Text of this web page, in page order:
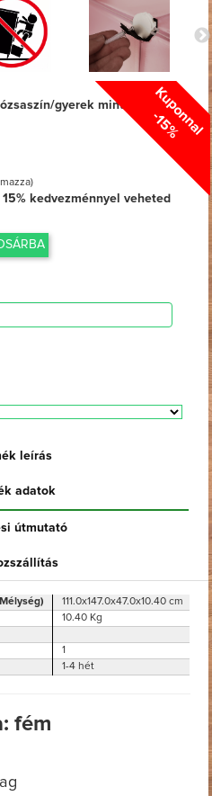
Kuponnal
-15%
gyerek minta, NURMI
15% kedvezménnyel veheted
leírás
adatok
útmutató
111.0x147.0x47.0x10.40 cm
10.40 Kg
1
1-4 hét
fém